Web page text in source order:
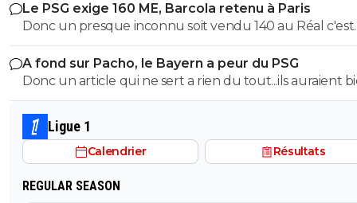
derniers; pour le soutenir, vous pouvez adhérer à son
association se prétendant faire partie d’une « élite »
se refusant catégoriquement l utilisation d emojis bien
populaire à son goût et surtout incompréhensible
gros globes oculaires de sardine. Cordialement.
Le PSG exige 160 ME, Barcola retenu à Paris
Donc un presque inconnu soit vendu 140 au Réal c'est
normal et un double détenteur de la LDC soit à un
faiblard normal ?? Messieurs les anglais allez vous faire
A fond sur Pacho, le Bayern a peur du PSG
Donc un article qui ne sert a rien du tout...ils auraient
voulu mais finalement non...je peux en écrire 200 des
comme ca !
Ligue 1
Calendrier Résultats
REGULAR SEASON